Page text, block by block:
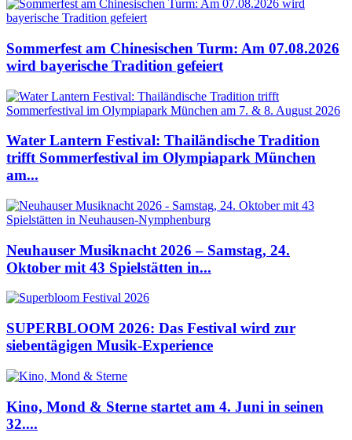
Sommerfest am Chinesischen Turm: Am 07.08.2026
wird bayerische Tradition gefeiert
Water Lantern Festival: Thailändische Tradition
trifft Sommerfestival im Olympiapark München
am...
Neuhauser Musiknacht 2026 – Samstag, 24.
Oktober mit 43 Spielstätten in...
SUPERBLOOM 2026: Das Festival wird zur
siebentägigen Musik-Experience
Kino, Mond & Sterne startet am 4. Juni in seinen
32....